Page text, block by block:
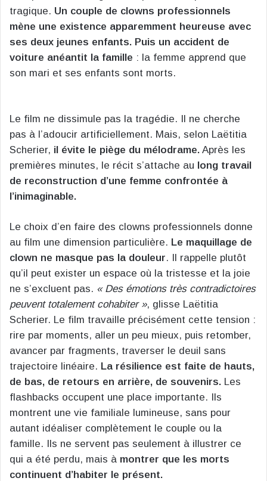
tragique. Un couple de clowns professionnels
mène une existence apparemment heureuse avec
ses deux jeunes enfants. Puis un accident de
voiture anéantit la famille : la femme apprend que
son mari et ses enfants sont morts.
Le film ne dissimule pas la tragédie. Il ne cherche
pas à l’adoucir artificiellement. Mais, selon Laëtitia
Scherier, il évite le piège du mélodrame. Après les
premières minutes, le récit s’attache au long travail
de reconstruction d’une femme confrontée à
l’inimaginable.
Le choix d’en faire des clowns professionnels donne
au film une dimension particulière. Le maquillage de
clown ne masque pas la douleur. Il rappelle plutôt
qu’il peut exister un espace où la tristesse et la joie
ne s’excluent pas. « Des émotions très contradictoires
peuvent totalement cohabiter », glisse Laëtitia
Scherier. Le film travaille précisément cette tension :
rire par moments, aller un peu mieux, puis retomber,
avancer par fragments, traverser le deuil sans
trajectoire linéaire. La résilience est faite de hauts,
de bas, de retours en arrière, de souvenirs. Les
flashbacks occupent une place importante. Ils
montrent une vie familiale lumineuse, sans pour
autant idéaliser complètement le couple ou la
famille. Ils ne servent pas seulement à illustrer ce
qui a été perdu, mais à montrer que les morts
continuent d’habiter le présent.